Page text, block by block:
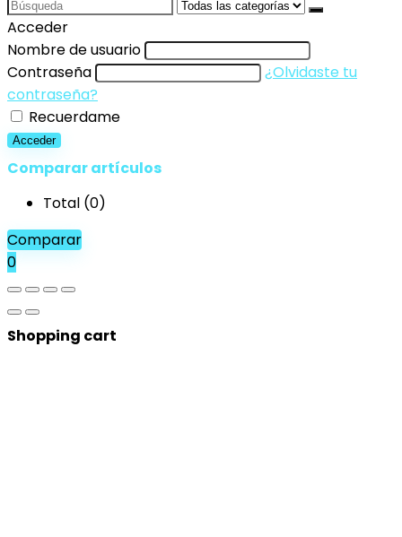
for:
Acceder
Nombre de usuario
Contraseña
¿Olvidaste tu
contraseña?
Recuerdame
Acceder
Comparar artículos
Total (0)
Comparar
0
Shopping cart